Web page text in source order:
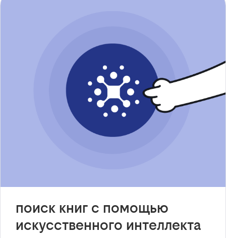
поиск книг с помощью
искусственного интеллекта